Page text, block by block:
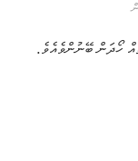
ހޯދަން ބޭނުންވެއެވެ.